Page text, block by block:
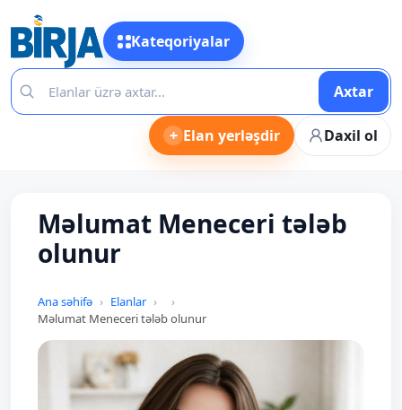
Kateqoriyalar
Axtar
+ Elan yerləşdir Daxil ol
Məlumat Meneceri tələb
olunur
Ana səhifə
Elanlar
Məlumat Meneceri tələb olunur